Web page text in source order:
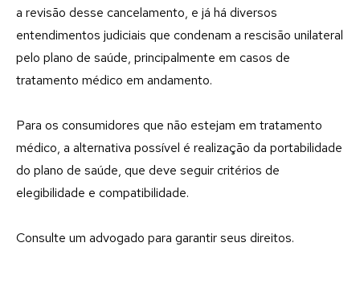
a revisão desse cancelamento, e já há diversos
entendimentos judiciais que condenam a rescisão unilateral
pelo plano de saúde, principalmente em casos de
tratamento médico em andamento.
Para os consumidores que não estejam em tratamento
médico, a alternativa possível é realização da portabilidade
do plano de saúde, que deve seguir critérios de
elegibilidade e compatibilidade.
Consulte um advogado para garantir seus direitos.